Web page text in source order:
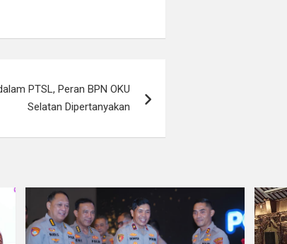
PTSL, Peran BPN OKU
Selatan Dipertanyakan